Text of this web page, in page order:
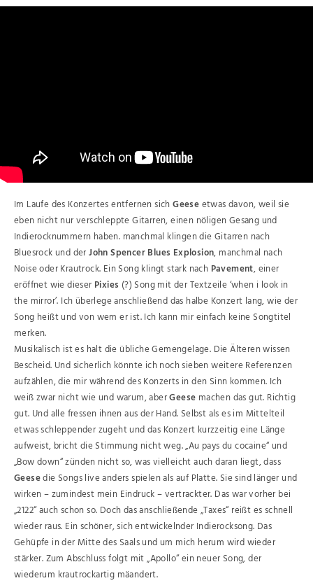
Im Laufe des Konzertes entfernen sichGeeseetwas davon, weil sie
eben nicht nur verschleppte Gitarren, einen nöligen Gesang und
Indierocknummern haben. manchmal klingen die Gitarren nach
Bluesrock und derJohn Spencer Blues Explosion, manchmal nach
Noise oder Krautrock. Ein Song klingt stark nach Pavement, einer
eröffnet wie dieser Pixies (?) Song mit der Textzeile ‘when i look in
the mirror’. Ich überlege anschließend das halbe Konzert lang, wie der
Song heißt und von wem er ist. Ich kann mir einfach keine Songtitel
merken.
Musikalisch ist es halt die übliche Gemengelage. Die Älteren wissen
Bescheid. Und sicherlich könnte ich noch sieben weitere Referenzen
aufzählen, die mir während des Konzerts in den Sinn kommen. Ich
weiß zwar nicht wie und warum, aberGeese machen das gut. Richtig
gut. Und alle fressen ihnen aus der Hand. Selbst als es im Mittelteil
etwas schleppender zugeht und das Konzert kurzzeitig eine Länge
aufweist, bricht die Stimmung nicht weg. „Au pays du cocaine“ und
„Bow down“ zünden nicht so, was vielleicht auch daran liegt, dass
Geesedie Songs live anders spielen als auf Platte. Sie sind länger und
wirken – zumindest mein Eindruck – vertrackter. Das war vorher bei
„2122“ auch schon so. Doch das anschließende „Taxes“ reißt es schnell
wieder raus. Ein schöner, sich entwickelnder Indierocksong. Das
Gehüpfe in der Mitte des Saals und um mich herum wird wieder
stärker. Zum Abschluss folgt mit „Apollo“ ein neuer Song, der
wiederum krautrockartig mäandert.